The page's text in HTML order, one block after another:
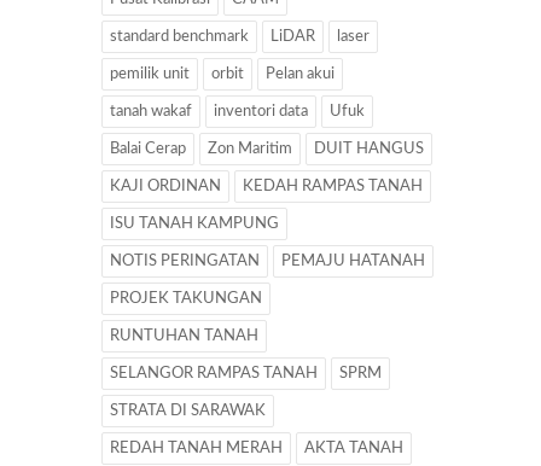
standard benchmark LiDAR laser
pemilik unit orbit Pelan akui
tanah wakaf inventori data Ufuk
Balai Cerap Zon Maritim DUIT HANGUS
KAJI ORDINAN KEDAH RAMPAS TANAH
ISU TANAH KAMPUNG
NOTIS PERINGATAN PEMAJU HATANAH
PROJEK TAKUNGAN
RUNTUHAN TANAH
SELANGOR RAMPAS TANAH SPRM
STRATA DI SARAWAK
REDAH TANAH MERAH AKTA TANAH